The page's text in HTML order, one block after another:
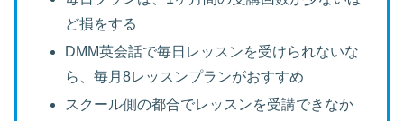
ど損をする
DMM英会話で毎日レッスンを受けられないな
ら、毎月8レッスンプランがおすすめ
スクール側の都合でレッスンを受講できなか